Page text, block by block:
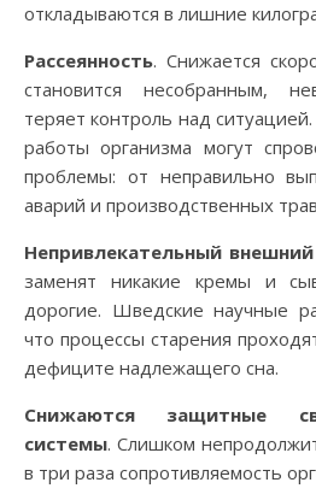
откладываются в лишние
Рассеянность. Снижается
становится несобранным,
теряет контроль над
работы организма могут
проблемы: от неправильно
аварий и производственных
Непривлекательный
заменят никакие кремы и
дорогие. Шведские научные
что процессы старения
дефиците надлежащего сна.
Снижаются защитные
системы. Слишком
в три раза сопротивляемость